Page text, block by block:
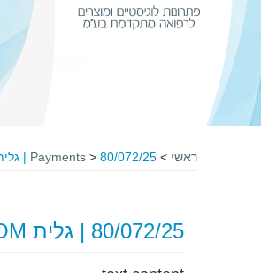
ראשי >
Payments > 80/072/25 | גלית FROM גאמידה
80/072/25 | גלית FROM גאמידה